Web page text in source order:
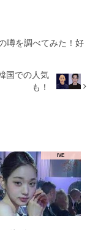
噂を調べてみた！好
国での人気
も！
IVE